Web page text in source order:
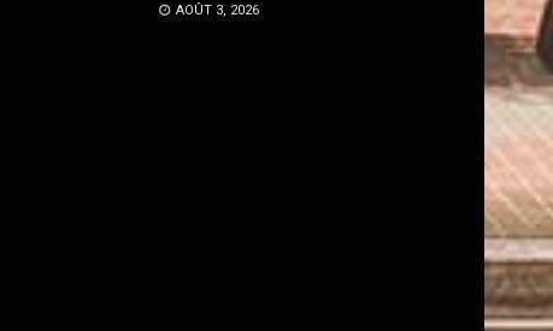
AOÛT 3, 2026